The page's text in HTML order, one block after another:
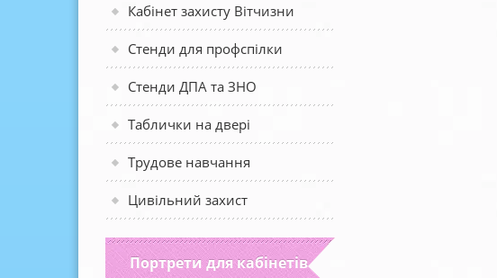
Кабінет захисту Вітчизни
Стенди для профспілки
Стенди ДПА та ЗНО
Таблички на двері
Трудове навчання
Цивільний захист
Портрети для кабінетів